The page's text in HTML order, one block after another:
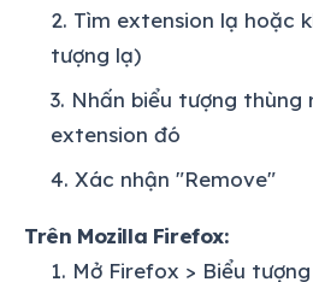
Tìm extension lạ hoặc
tượng lạ)
Nhấn biểu tượng thùng
extension đó
Xác nhận "Remove"
Trên Mozilla Firefox:
Mở Firefox > Biểu